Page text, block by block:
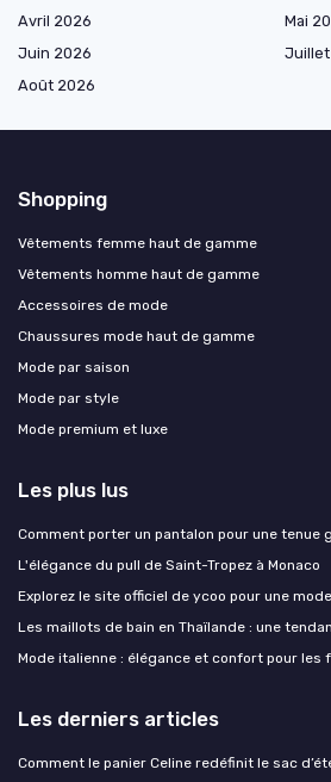
Avril 2026
Mai
Juin 2026
Août 2026
Shopping
Vêtements femme haut de gamme
Vêtements homme haut de gamme
Accessoires de mode
Chaussures mode haut de gamme
Mode par saison
Mode par style
Mode premium et luxe
Les plus lus
Comment porter un pantalon pour une tenue
L'élégance du pull de Saint-Tropez à Monaco
Explorez le site officiel de ycoo pour une
Les maillots de bain en Thaïlande : une
Mode italienne : élégance et confort pour les
Les derniers articles
Comment le panier Celine redéfinit le sac